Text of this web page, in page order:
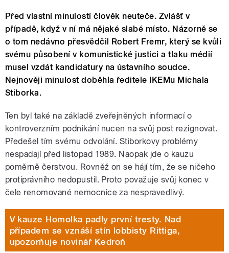
Před vlastní minulostí člověk neuteče. Zvlášť v
případě, když v ní má nějaké slabé místo. Názorně se
o tom nedávno přesvědčil Robert Fremr, který se kvůli
svému působení v komunistické justici a tlaku médií
musel vzdát kandidatury na ústavního soudce.
Nejnověji minulost doběhla ředitele IKEMu Michala
Stiborka.
Ten byl také na základě zveřejněných informací o
kontroverzním podnikání nucen na svůj post rezignovat.
Předešel tím svému odvolání. Stiborkovy problémy
nespadají před listopad 1989. Naopak jde o kauzu
poměrně čerstvou. Rovněž on se hájí tím, že se ničeho
protiprávního nedopustil. Proto považuje svůj konec v
čele renomované nemocnice za nespravedlivý.
V kauze Homolka padly první tresty. Nad
případem se vznáší stín lobbisty Rittiga,
upozorňuje novinář Kedroň